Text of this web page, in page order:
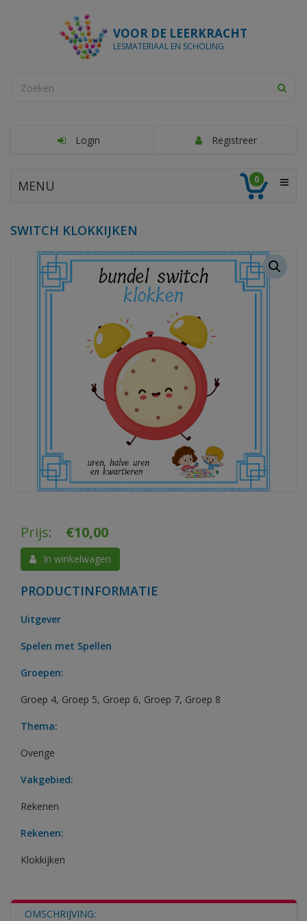
VOOR DE LEERKRACHT
LESMATERIAAL EN SCHOLING
Login Registreer
MENU 0
SWITCH KLOKKIJKEN
Prijs: €10,00
In winkelwagen
PRODUCTINFORMATIE
Uitgever
Spelen met Spellen
Groepen:
Groep 4, Groep 5, Groep 6, Groep 7, Groep 8
Thema:
Overige
Vakgebied:
Rekenen
Rekenen:
Klokkijken
OMSCHRIJVING: